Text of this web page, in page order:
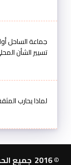
جماعة الساحل
تسيير الشأن
لماذا يحارب
© 2016 جميع الحقوق محفوظة. طوب طوب 24